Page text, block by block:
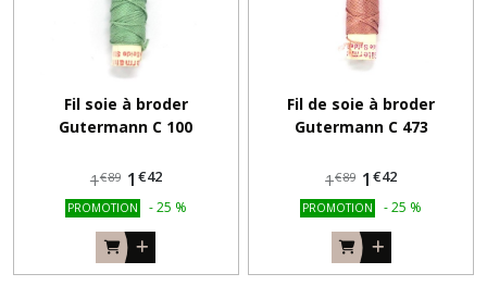
Fil soie à broder
Gutermann C 100
1€89 1 €42
PROMOTION -25 %
Fil de soie à broder
Gutermann C 473
1€89 1 €42
PROMOTION -25 %